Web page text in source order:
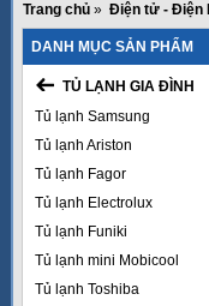
Trang chủ » Điện tử - Điện
DANH MỤC SẢN PHẨM
TỦ LẠNH GIA ĐÌNH
Tủ lạnh Samsung
Tủ lạnh Ariston
Tủ lạnh Fagor
Tủ lạnh Electrolux
Tủ lạnh Funiki
Tủ lạnh mini Mobicool
Tủ lạnh Toshiba